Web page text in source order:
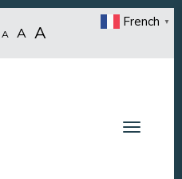
A A A
French ▼
Toggle